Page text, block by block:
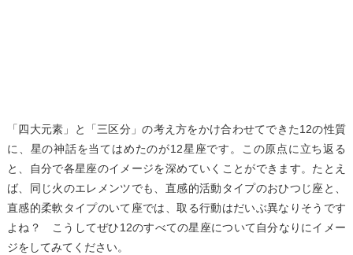
「四大元素」と「三区分」の考え方をかけ合わせてできた12の性質
に、星の神話を当てはめたのが12星座です。この原点に立ち返る
と、自分で各星座のイメージを深めていくことができます。たとえ
ば、同じ火のエレメンツでも、直感的活動タイプのおひつじ座と、
直感的柔軟タイプのいて座では、取る行動はだいぶ異なりそうです
よね？ こうしてぜひ12のすべての星座について自分なりにイメー
ジをしてみてください。